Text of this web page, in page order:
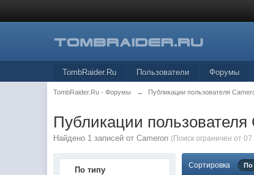
TombRaider.Ru Пользователи Форумы
TombRaider.Ru - Форумы → Публикации пользователя
Публикации пользователя
Найдено 1 записей от Cameron (Поиск ограничен от
По типу Сортировка По